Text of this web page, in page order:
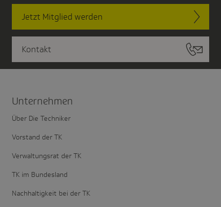
Jetzt Mitglied werden
Kontakt
Unter­nehmen
Über Die Techniker
Vorstand der TK
Verwaltungsrat der TK
TK im Bundesland
Nachhaltigkeit bei der TK